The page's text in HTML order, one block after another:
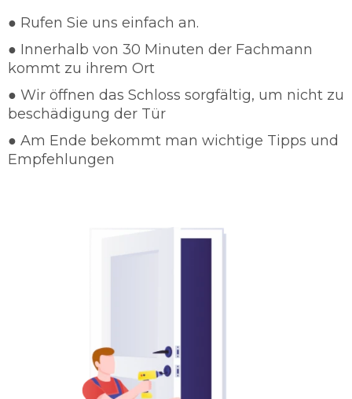
Schutz und Sicherheit für die Kunden an und
Einbruchsrate verhindern können. In so einem
Fall steht Ihnen die vollste Aufmerksamkeit der
Schlüsselnotdienst Duisburg Bergheim zu
Verfügung.
Gut ausgebildete Dienstleister
Türöffnungen ohne Beschädigung
Beratungen von Schlüsselnotdienst
Bergheim nach Ihren Befragung direkt zu
Ihnen nach Hause kommt.Von der Beratung
über die Planung bis hin zum Einbau können
● Rufen Sie uns einfach an.
● Innerhalb von 30 Minuten der Fachmann
kommt zu ihrem Ort
● Wir öffnen das Schloss sorgfältig, um nicht zu
beschädigung der Tür
● Am Ende bekommt man wichtige Tipps und
Empfehlungen